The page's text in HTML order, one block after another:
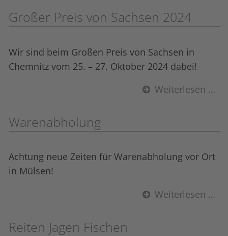
Großer Preis von Sachsen 2024
Wir sind beim Großen Preis von Sachsen in
Chemnitz vom 25. – 27. Oktober 2024 dabei!
Weiterlesen …
Warenabholung
Achtung neue Zeiten für Warenabholung vor Ort
in Mülsen!
Weiterlesen …
Reiten Jagen Fischen